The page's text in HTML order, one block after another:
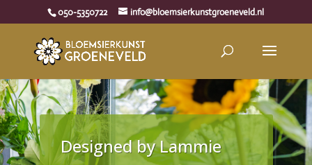
050-5350722 info@bloemsierkunstgroeneveld.nl
Designed by Lammie